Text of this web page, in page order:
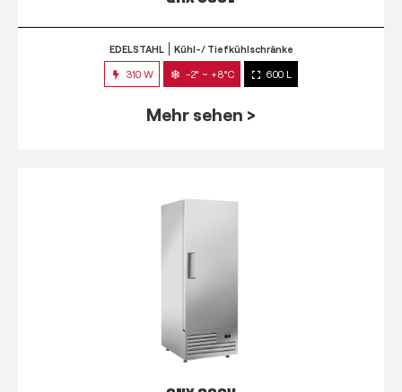
EDELSTAHL Kühl-/ Tiefkühlschränke
310 W -2° ~ +8°C 600 L
Mehr sehen >